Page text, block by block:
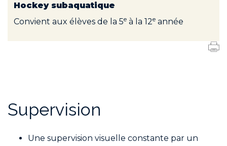
Hockey subaquatique
Convient aux élèves de la 5e à la 12e année
Supervision
Une supervision visuelle constante par un